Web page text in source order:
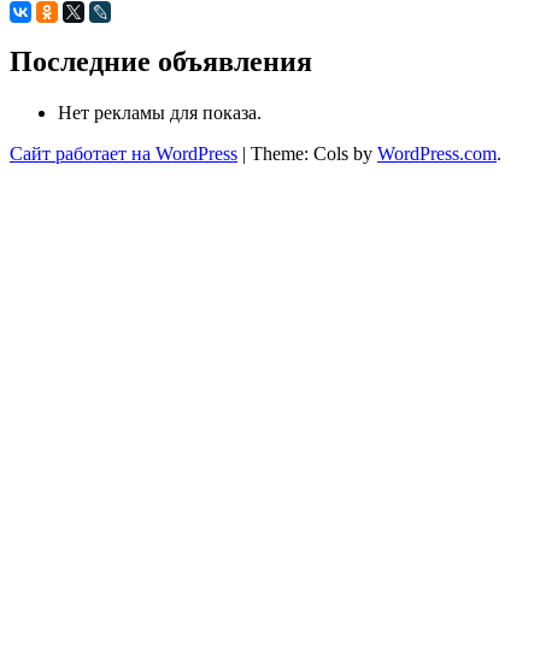
Последние объявления
Нет рекламы для показа.
Сайт работает на WordPress | Theme: Cols by WordPress.com.